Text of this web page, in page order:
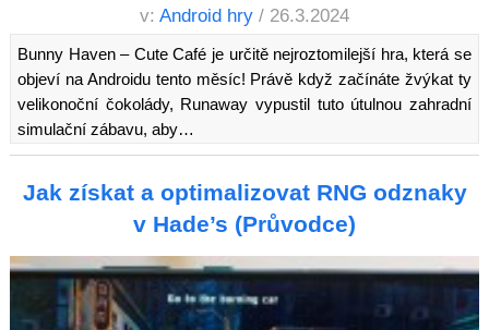
v: Android hry / 26.3.2024
Bunny Haven – Cute Café je určitě nejroztomilejší hra, která se
objeví na Androidu tento měsíc! Právě když začínáte žvýkat ty
velikonoční čokolády, Runaway vypustil tuto útulnou zahradní
simulační zábavu, aby…
Jak získat a optimalizovat RNG odznaky
v Hade’s (Průvodce)